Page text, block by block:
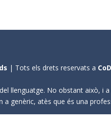
| Tots els drets reservats a
llenguatge. No obstant això, i
genèric, atès que és una